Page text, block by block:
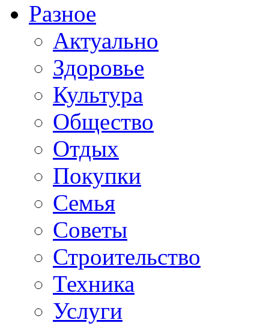
Разное
Актуально
Здоровье
Культура
Общество
Отдых
Покупки
Семья
Советы
Строительство
Техника
Услуги